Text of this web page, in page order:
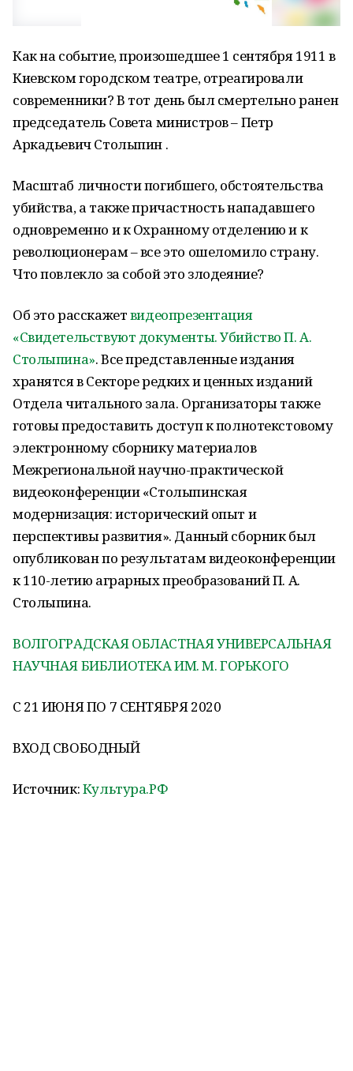
Как на событие, произошедшее 1 сентября 1911 в
Киевском городском театре, отреагировали
современники? В тот день был смертельно ранен
председатель Совета министров – Петр
Аркадьевич Столыпин .
Масштаб личности погибшего, обстоятельства
убийства, а также причастность нападавшего
одновременно и к Охранному отделению и к
революционерам – все это ошеломило страну.
Что повлекло за собой это злодеяние?
Об это расскажетвидеопрезентация
«Свидетельствуют документы. Убийство П. А.
Столыпина». Все представленные издания
хранятся в Секторе редких и ценных изданий
Отдела читального зала. Организаторы также
готовы предоставить доступ к полнотекстовому
электронному сборнику материалов
Межрегиональной научно-практической
видеоконференции «Столыпинская
модернизация: исторический опыт и
перспективы развития». Данный сборник был
опубликован по результатам видеоконференции
к 110-летию аграрных преобразований П. А.
Столыпина.
ВОЛГОГРАДСКАЯ ОБЛАСТНАЯ УНИВЕРСАЛЬНАЯ
НАУЧНАЯ БИБЛИОТЕКА ИМ. М. ГОРЬКОГО
С 21 ИЮНЯ ПО 7 СЕНТЯБРЯ 2020
ВХОД СВОБОДНЫЙ
Источник:Культура.РФ